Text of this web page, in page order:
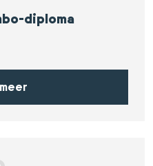
diploma